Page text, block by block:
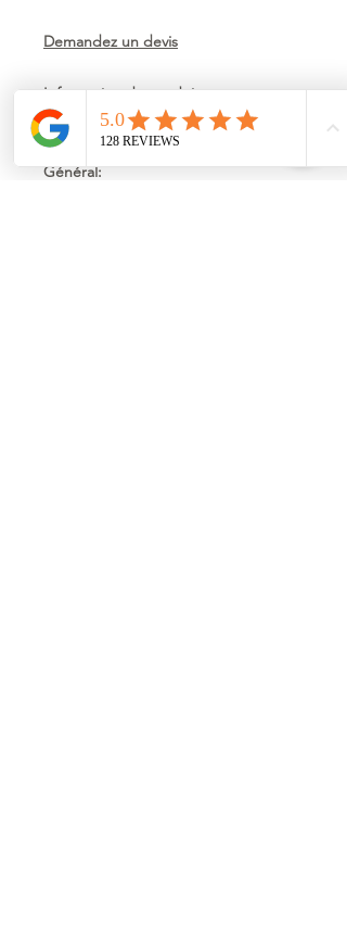
Demandez un devis
Information du produit :
Documentation complète
Général: